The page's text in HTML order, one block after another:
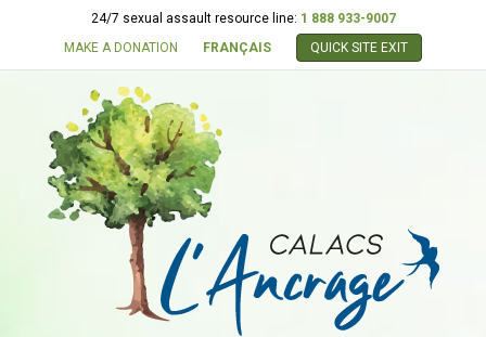
24/7 sexual assault resource line: 1 888 933-9007
MAKE A DONATION
FRANÇAIS QUICK SITE EXIT